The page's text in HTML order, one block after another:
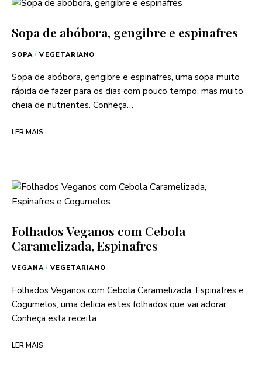
Sopa de abóbora, gengibre e espinafres
SOPA / VEGETARIANO
Sopa de abóbora, gengibre e espinafres, uma sopa muito
rápida de fazer para os dias com pouco tempo, mas muito
cheia de nutrientes. Conheça…
LER MAIS
Folhados Veganos com Cebola
Caramelizada, Espinafres
VEGANA/ VEGETARIANO
Folhados Veganos com Cebola Caramelizada, Espinafres e
Cogumelos, uma delicia estes folhados que vai adorar.
Conheça esta receita
LER MAIS